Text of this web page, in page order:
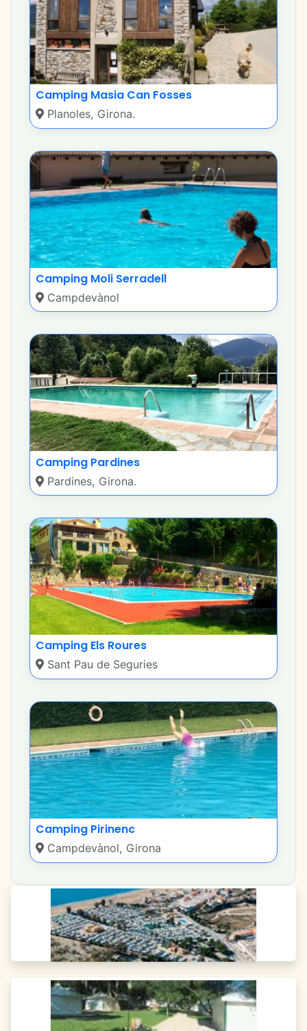
Camping Masia Can Fosses
Planoles, Girona.
Camping Moli Serradell
Campdevànol
Camping Pardines
Pardines, Girona.
Camping Els Roures
Sant Pau de Seguries
Camping Pirinenc
Campdevànol, Girona